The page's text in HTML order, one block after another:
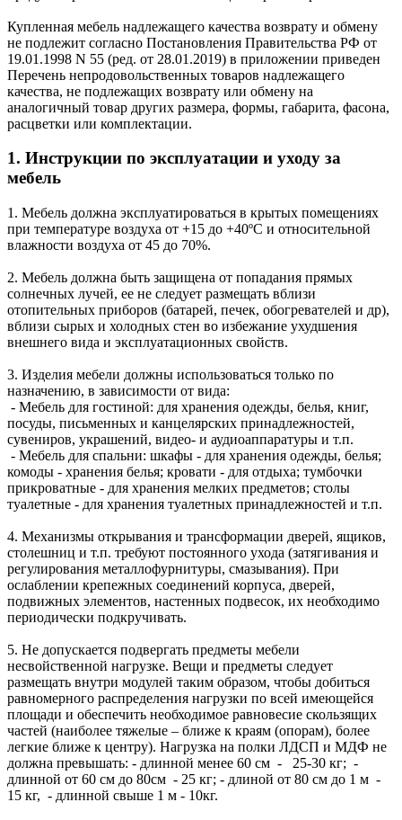
Купленная мебель надлежащего качества возврату и обмену
не подлежит согласно Постановления Правительства РФ от
19.01.1998 N 55 (ред. от 28.01.2019) в приложении приведен
Перечень непродовольственных товаров надлежащего
качества, не подлежащих возврату или обмену на
аналогичный товар других размера, формы, габарита, фасона,
расцветки или комплектации.
1. Инструкции по эксплуатации и уходу за
мебель
1. Мебель должна эксплуатироваться в крытых помещениях
при температуре воздуха от +15 до +40ºС и относительной
влажности воздуха от 45 до 70%.
2. Мебель должна быть защищена от попадания прямых
солнечных лучей, ее не следует размещать вблизи
отопительных приборов (батарей, печек, обогревателей и др),
вблизи сырых и холодных стен во избежание ухудшения
внешнего вида и эксплуатационных свойств.
3. Изделия мебели должны использоваться только по
назначению, в зависимости от вида:
- Мебель для гостиной: для хранения одежды, белья, книг,
посуды, письменных и канцелярских принадлежностей,
сувениров, украшений, видео- и аудиоаппаратуры и т.п.
- Мебель для спальни: шкафы - для хранения одежды, белья;
комоды - хранения белья; кровати - для отдыха; тумбочки
прикроватные - для хранения мелких предметов; столы
туалетные - для хранения туалетных принадлежностей и т.п.
4. Механизмы открывания и трансформации дверей, ящиков,
столешниц и т.п. требуют постоянного ухода (затягивания и
регулирования металлофурнитуры, смазывания). При
ослаблении крепежных соединений корпуса, дверей,
подвижных элементов, настенных подвесок, их необходимо
периодически подкручивать.
5. Не допускается подвергать предметы мебели
несвойственной нагрузке. Вещи и предметы следует
размещать внутри модулей таким образом, чтобы добиться
равномерного распределения нагрузки по всей имеющейся
площади и обеспечить необходимое равновесие скользящих
частей (наиболее тяжелые – ближе к краям (опорам), более
легкие ближе к центру). Нагрузка на полки ЛДСП и МДФ не
должна превышать: - длинной менее 60 см - 25-30 кг; -
длинной от 60 см до 80см - 25 кг; - длиной от 80 см до 1 м -
15 кг, - длинной свыше 1 м - 10кг.